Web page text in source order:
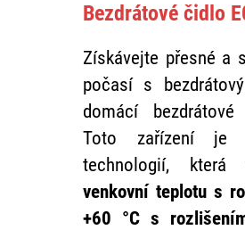
Bezdrátové čidlo
Získávejte přesné a
počasí s
domácí
Toto zařízení je
technologií,
venkovní teplotu s
+60 °C s